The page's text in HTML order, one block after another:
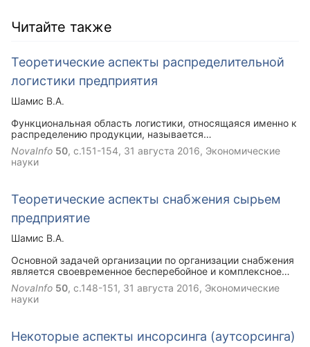
Читайте также
Теоретические аспекты распределительной
логистики предприятия
Шамис В.А.
Функциональная область логистики, относящаяся именно к
распределению продукции, называется
распределительной логистикой. Распределение - это
действия связанные с планированием, реализацией и
контролем материальных средств от производителя до
NovaInfo 50, с.151-154, 31 августа 2016, Экономические
науки
Теоретические аспекты снабжения сырьем
предприятие
Шамис В.А.
Основной задачей организации по организации снабжения
является своевременное бесперебойное и комплексное
снабжение производственного процесса всеми нужными
материальными ресурсами с минимальными издержками
управления запасами.
NovaInfo 50, с.148-151, 31 августа 2016, Экономические
науки
Некоторые аспекты инсорсинга (аутсорсинга)